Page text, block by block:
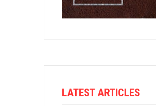
LATEST ARTICLES